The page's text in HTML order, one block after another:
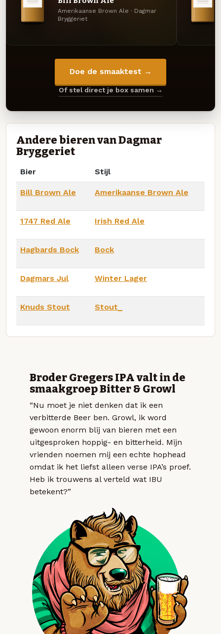
Amerikaanse Brown Ale · Dagmar
Bryggeriet
Doe de smaaktest →
Of stel direct je box samen →
Andere bieren van Dagmar
Bryggeriet
Bier Stijl
Bill Brown Ale Amerikaanse Brown Ale
1747 Red Ale Irish Red Ale
Hagbards Bock Bock
Dagmars Jul Winter Lager
Knuds Stout Stout_
Broder Gregers IPA valt in de
smaakgroep Bitter & Growl
“Nu moet je niet denken dat ik een
verbitterde Beer ben. Growl, ik word
gewoon enorm blij van bieren met een
uitgesproken hoppig- en bitterheid. Mijn
vrienden noemen mij een echte hophead
omdat ik het liefst alleen verse IPA’s proef.
Heb ik trouwens al verteld wat IBU
betekent?”